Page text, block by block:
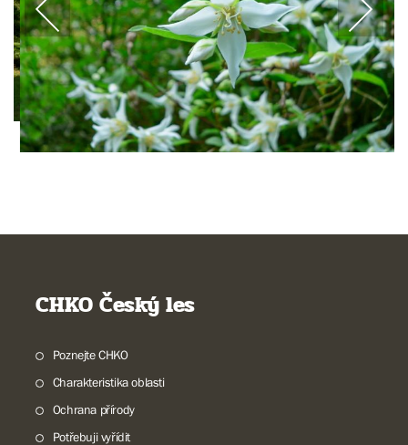
CHKO Český les
Poznejte CHKO
Charakteristika oblasti
Ochrana přírody
Potřebuji vyřídit